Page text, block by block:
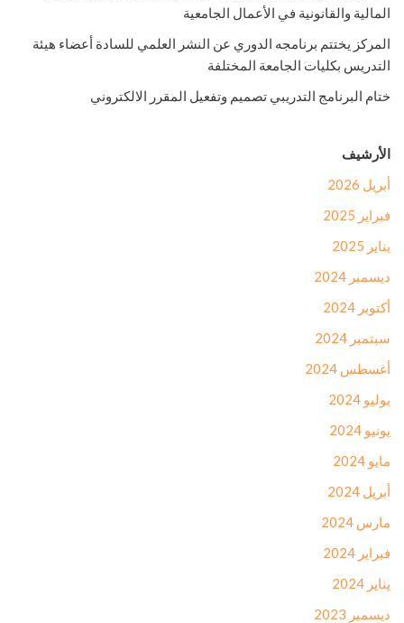
المالية والقانونية في الأعمال الجامعية
المركز يختتم برنامجه الدوري عن النشر العلمي للسادة أعضاء هيئة
التدريس بكليات الجامعة المختلفة
ختام البرنامج التدريبي تصميم وتفعيل المقرر الالكتروني
الأرشيف
أبريل 2026
فبراير 2025
يناير 2025
ديسمبر 2024
أكتوبر 2024
سبتمبر 2024
أغسطس 2024
يوليو 2024
يونيو 2024
مايو 2024
أبريل 2024
مارس 2024
فبراير 2024
يناير 2024
ديسمبر 2023